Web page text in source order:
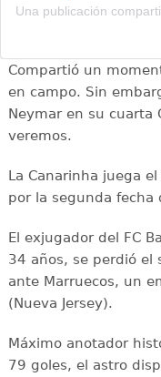
Compartió un
en campo. Sin
Neymar en su cuarta
veremos.
La Canarinha juega
por la segunda fecha
El exjugador del FC
34 años, se perdió el
ante Marruecos, un
(Nueva Jersey).
Máximo anotador
79 goles, el astro